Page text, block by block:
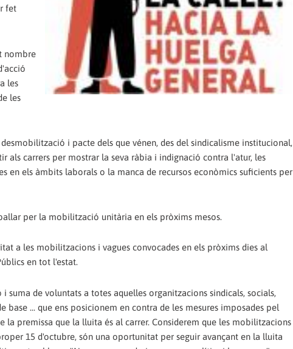
fet
nombre
les
les
i pacte dels que vénen, des del sindicalisme institucional,
als carrers per mostrar la seva ràbia i indignació contra l'atur, les
en els àmbits laborals o la manca de recursos econòmics suficients per
per la mobilització unitària en els pròxims mesos.
a les mobilitzacions i vagues convocades en els pròxims dies al
en tot l'estat.
de voluntats a totes aquelles organitzacions sindicals, socials,
base ... que ens posicionem en contra de les mesures imposades pel
premissa que la lluita és al carrer. Considerem que les mobilitzacions
15 d'octubre, són una oportunitat per seguir avançant en la lluita